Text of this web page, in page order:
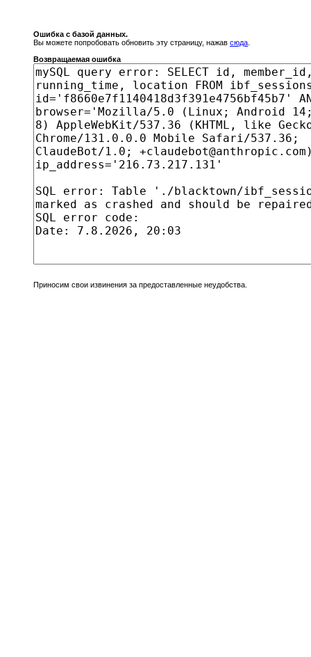
Ошибка с базой данных.
Вы можете попробовать обновить эту страницу, нажав сюда
Возвращаемая ошибка
Приносим свои извинения за предоставленные неудобства.